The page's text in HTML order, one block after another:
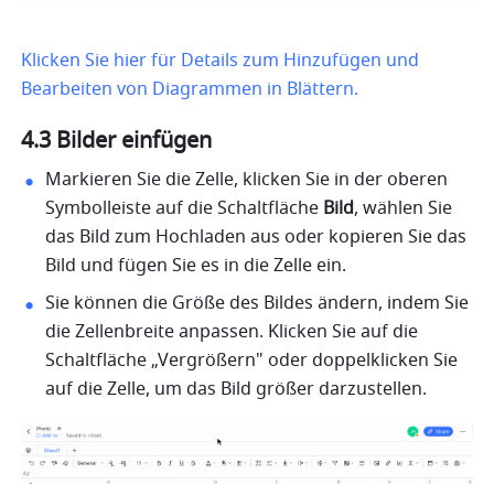
Klicken Sie hier für Details zum Hinzufügen und
Bearbeiten von Diagrammen in Blättern.
4.3 Bilder einfügen
Markieren Sie die Zelle, klicken Sie in der oberen
Symbolleiste auf die Schaltfläche Bild, wählen Sie
das Bild zum Hochladen aus oder kopieren Sie das
Bild und fügen Sie es in die Zelle ein.
Sie können die Größe des Bildes ändern, indem Sie
die Zellenbreite anpassen. Klicken Sie auf die
Schaltfläche „Vergrößern" oder doppelklicken Sie
auf die Zelle, um das Bild größer darzustellen.